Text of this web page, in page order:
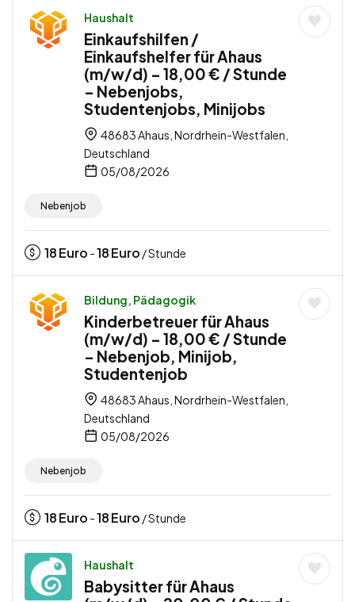
Haushalt
Einkaufshilfen /
Einkaufshelfer für Ahaus
(m/w/d) – 18,00 € / Stunde
– Nebenjobs,
Studentenjobs, Minijobs
48683 Ahaus, Nordrhein-Westfalen,
Deutschland
05/08/2026
Nebenjob
18Euro -18Euro / Stunde
Bildung, Pädagogik
Kinderbetreuer für Ahaus
(m/w/d) – 18,00 € / Stunde
– Nebenjob, Minijob,
Studentenjob
48683 Ahaus, Nordrhein-Westfalen,
Deutschland
05/08/2026
Nebenjob
18Euro -18Euro / Stunde
Haushalt
Babysitter für Ahaus